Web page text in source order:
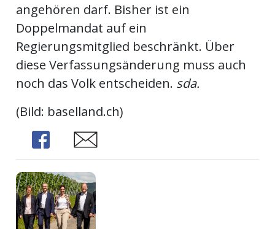
angehören darf. Bisher ist ein
Doppelmandat auf ein
Regierungsmitglied beschränkt. Über
diese Verfassungsänderung muss auch
noch das Volk entscheiden. sda.
(Bild: baselland.ch)
Share
Share